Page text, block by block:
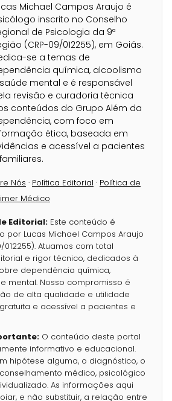
Michael Campos Araujo é
inscrito no Conselho
de Psicologia da 9ª
(CRP-09/012255), em Goiás.
se a temas de
química, alcoolismo
mental e é responsável
revisão e curadoria técnica
conteúdos do Grupo Além da
com foco em
ética, baseada em
e acessível a pacientes
Nós · Política Editorial · Política de
Médico
Editorial: Este conteúdo é
por Lucas Michael Campos Araujo
012255). Atuamos com total
e rigor técnico, dedicados à
dependência química,
mental. Nosso compromisso é
de alta qualidade e utilidade
e acessível a pacientes e
O conteúdo deste portal
informativo e educacional.
hipótese alguma, o diagnóstico, o
médico, psicológico
As informações aqui
e não substituir, a relação entre